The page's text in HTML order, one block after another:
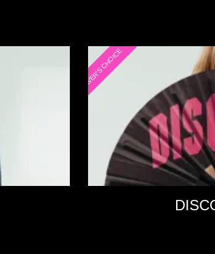
RAVER'S CHOICE